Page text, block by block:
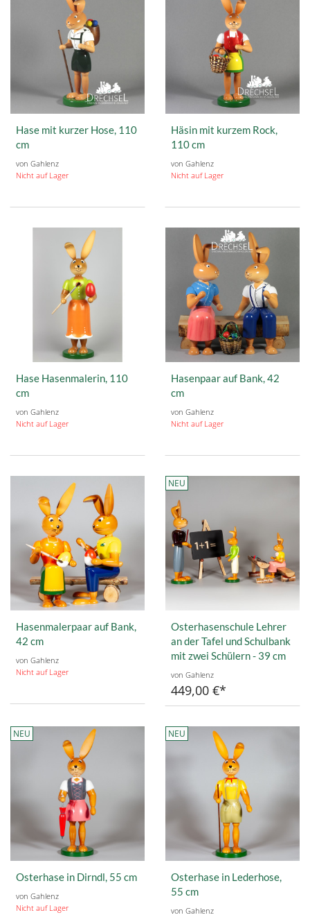
Hase mit kurzer Hose, 110
cm
von Gahlenz
Nicht auf Lager
Häsin mit kurzem Rock,
110 cm
von Gahlenz
Nicht auf Lager
Hase Hasenmalerin, 110
cm
von Gahlenz
Nicht auf Lager
Hasenpaar auf Bank, 42
cm
von Gahlenz
Nicht auf Lager
Hasenmalerpaar auf Bank,
42 cm
von Gahlenz
Nicht auf Lager
NEU
Osterhasenschule Lehrer
an der Tafel und Schulbank
mit zwei Schülern - 39 cm
von Gahlenz
449,00 €
NEU
Osterhase in Dirndl, 55 cm
von Gahlenz
Nicht auf Lager
NEU
Osterhase in Lederhose,
55 cm
von Gahlenz